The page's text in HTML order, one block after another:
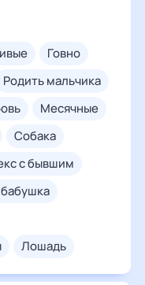
говно
родить мальчика
месячные
собака
с бывшим
лошадь